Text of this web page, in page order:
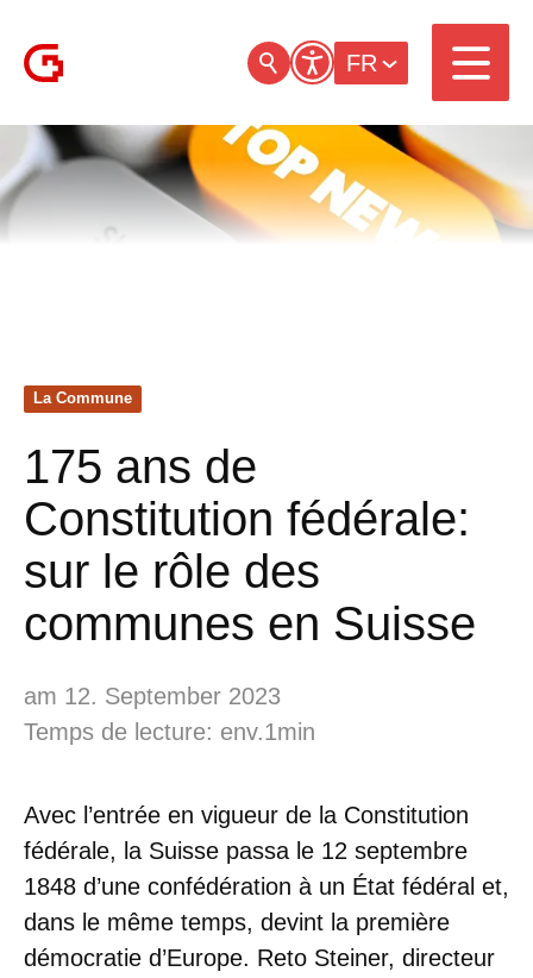
FR
La Commune
175 ans de
Constitution fédérale:
sur le rôle des
communes en Suisse
am 12. September 2023
Temps de lecture: env.1min
Avec l’entrée en vigueur de la Constitution
fédérale, la Suisse passa le 12 septembre
1848 d’une confédération à un État fédéral et,
dans le même temps, devint la première
démocratie d’Europe. Reto Steiner, directeur